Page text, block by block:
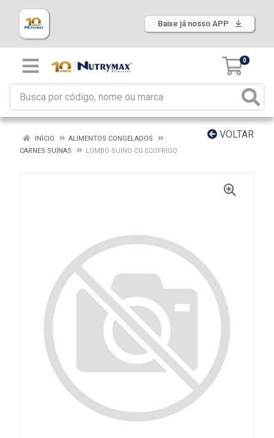
Baixe já nosso APP
0
VOLTAR
INÍCIO
ALIMENTOS CONGELADOS
CARNES SUÍNAS
LOMBO SUINO CG ECOFRIGO